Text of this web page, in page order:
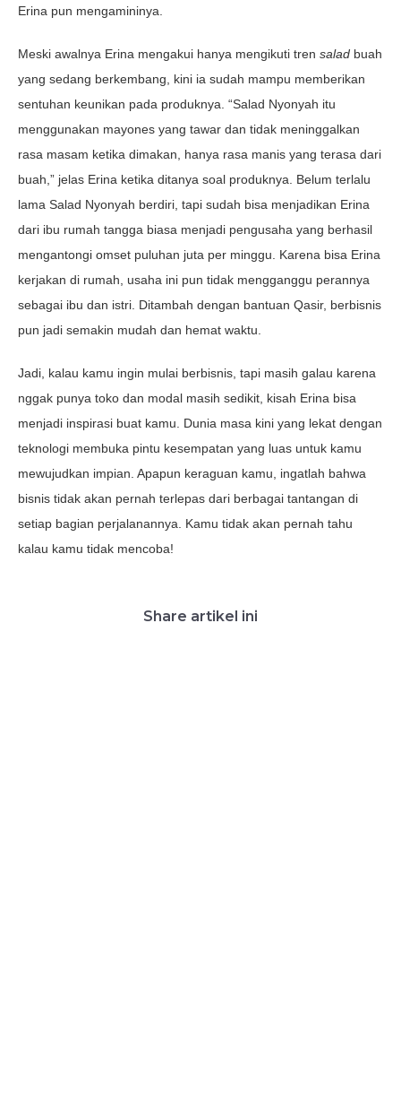
Erina pun mengamininya.
Meski awalnya Erina mengakui hanya mengikuti tren salad buah
yang sedang berkembang, kini ia sudah mampu memberikan
sentuhan keunikan pada produknya. “Salad Nyonyah itu
menggunakan mayones yang tawar dan tidak meninggalkan
rasa masam ketika dimakan, hanya rasa manis yang terasa dari
buah,” jelas Erina ketika ditanya soal produknya. Belum terlalu
lama Salad Nyonyah berdiri, tapi sudah bisa menjadikan Erina
dari ibu rumah tangga biasa menjadi pengusaha yang berhasil
mengantongi omset puluhan juta per minggu. Karena bisa Erina
kerjakan di rumah, usaha ini pun tidak mengganggu perannya
sebagai ibu dan istri. Ditambah dengan bantuan Qasir, berbisnis
pun jadi semakin mudah dan hemat waktu.
Jadi, kalau kamu ingin mulai berbisnis, tapi masih galau karena
nggak punya toko dan modal masih sedikit, kisah Erina bisa
menjadi inspirasi buat kamu. Dunia masa kini yang lekat dengan
teknologi membuka pintu kesempatan yang luas untuk kamu
mewujudkan impian. Apapun keraguan kamu, ingatlah bahwa
bisnis tidak akan pernah terlepas dari berbagai tantangan di
setiap bagian perjalanannya. Kamu tidak akan pernah tahu
kalau kamu tidak mencoba!
Share artikel ini